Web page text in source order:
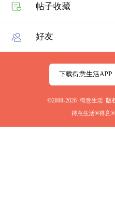
帖子收藏
好友
下载得意生活APP
©2008-2026 得意生活 版
得意生活®得意